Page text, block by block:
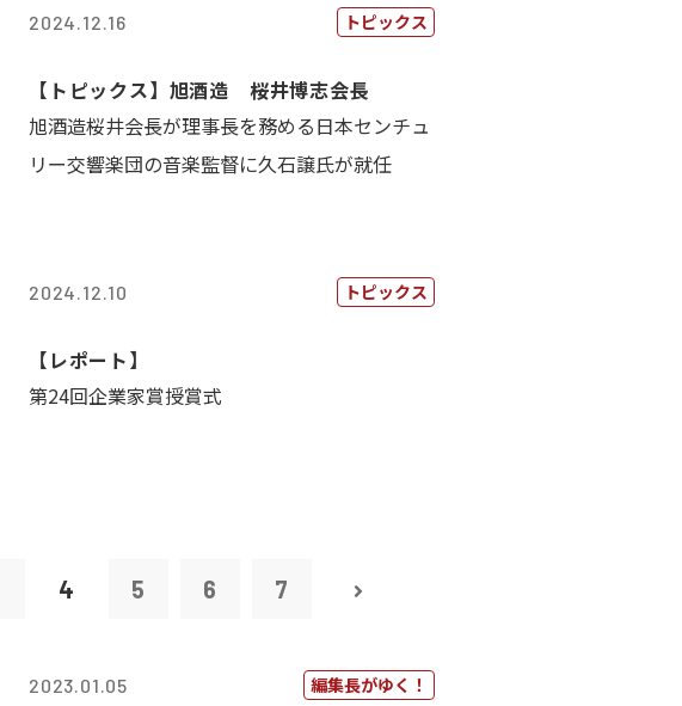
2024.12.16 トピックス
【トピックス】旭酒造 桜井博志会長
旭酒造桜井会長が理事長を務める日本センチュ
リー交響楽団の音楽監督に久石譲氏が就任
2024.12.10 トピックス
【レポート】
第24回企業家賞授賞式
4 5 6 7
2023.01.05 編集長がゆく！